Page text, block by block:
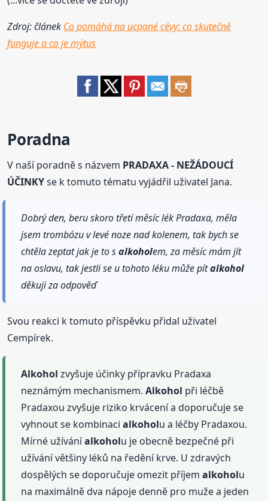
Zdroj: článek Co pomáhá na ucpané cévy: co skutečně
funguje a co je mýtus
Poradna
V naší poradně s názvem PRADAXA - NEŽÁDOUCÍ
ÚČINKYse k tomuto tématu vyjádřil uživatel Jana.
Dobrý den, beru skoro třetí měsíc lék Pradaxa, měla
jsem trombózu v levé noze nad kolenem, tak bych se
chtěla zeptat jak je to salkoholem, za měsíc mám jít
na oslavu, tak jestli se u tohoto léku může pítalkohol
děkuji za odpověď
Svou reakci k tomuto příspěvku přidal uživatel
Cempírek.
Alkohol zvyšuje účinky přípravku Pradaxa
neznámým mechanismem.Alkohol při léčbě
Pradaxou zvyšuje riziko krvácení a doporučuje se
vyhnout se kombinacialkoholu a léčby Pradaxou.
Mírné užíváníalkoholu je obecně bezpečné při
užívání většiny léků na ředění krve. U zdravých
dospělých se doporučuje omezit příjemalkoholu
na maximálně dva nápoje denně pro muže a jeden